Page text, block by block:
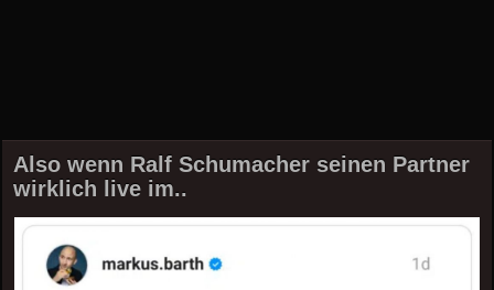
Also wenn Ralf Schumacher seinen Partner
wirklich live im..